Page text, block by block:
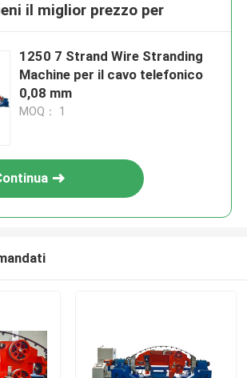
il miglior prezzo per
1250 7 Strand Wire Stranding
Machine per il cavo telefonico
0,08 mm
MOQ： 1